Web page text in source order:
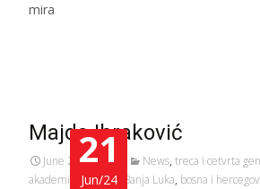
mira
21
Jun/24
Majda Ibraković
June 21, 2024 News, treca i cetvrta
akademija za žene
Banja Luka, bosna i